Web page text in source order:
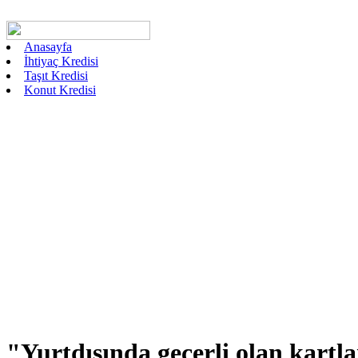
Anasayfa
İhtiyaç Kredisi
Taşıt Kredisi
Konut Kredisi